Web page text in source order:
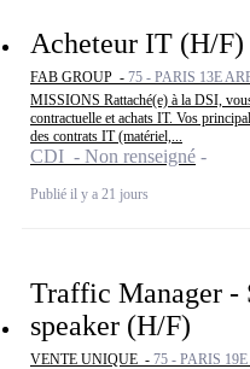
Acheteur IT (H/F)
FAB GROUP - 75 - PARIS 13E
MISSIONS Rattaché(e) à la DSI,
contractuelle et achats IT. Vos
des contrats IT (matériel,...
CDI - Non renseigné
Publié il y a 21 jours
Traffic Manager -
speaker (H/F)
VENTE UNIQUE - 75 - PARIS